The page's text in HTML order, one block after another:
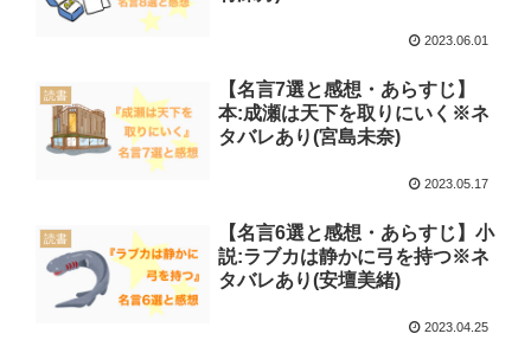
2023.06.01
読書
【名言7選と感想・あらすじ】
本:成瀬は天下を取りにいく※ネ
タバレあり(宮島未奈)
2023.05.17
読書
【名言6選と感想・あらすじ】小
説:ラブカは静かに弓を持つ※ネ
タバレあり(安壇美緒)
2023.04.25